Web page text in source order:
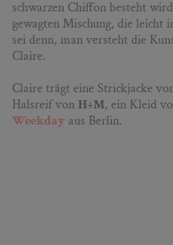
schwarzen Chiffon besteht
gewagten Mischung, die leicht
sei denn, man versteht die
Claire.
Claire trägt eine Strickjacke
Halsreif vonH+M, ein Kleid
Weekday aus Berlin.